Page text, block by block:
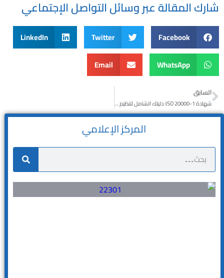
شارك المقالة عبر وسائل التواصل الإجتماعي
Facebook
Twitter
LinkedIn
WhatsApp
Email
السابق
شهادة ISO 20000-1: دليلك الشامل لتنظيم وإدارة خدمات تكنولوجيا المعلومات
المركز الإعلامي